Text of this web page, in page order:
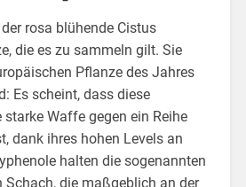
rosa blühende Cistus
die es zu sammeln gilt. Sie
Pflanze des Jahres
Es scheint, dass diese
starke Waffe gegen ein Reihe
dank ihres hohen Levels an
halten die sogenannten
Schach, die maßgeblich an der